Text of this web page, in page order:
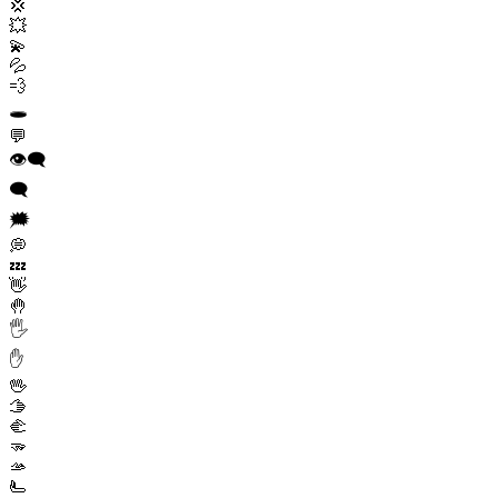
💢
💥
💫
💦
💨
🕳️
💬
👁️‍🗨️
🗨️
🗯️
💭
💤
👋
🤚
🖐️
✋
🖖
🫱
🫲
🫳
🫴
🫷